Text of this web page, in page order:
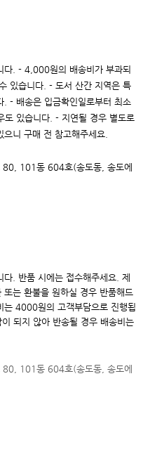
. - 4,000원의 배송비가 부과되
있습니다. - 도서 산간 지역은 특
. - 배송은 입금확인일로부터 최소
도 있습니다. - 지연될 경우 별도로
니 구매 전 참고해주세요.
80, 101동 604호(송도동, 송도에
. 반품 시에는 접수해주세요. 제
는 환불을 원하실 경우 반품해드
는 4000원의 고객부담으로 진행됩
되지 않아 반송될 경우 배송비는
80, 101동 604호(송도동, 송도에